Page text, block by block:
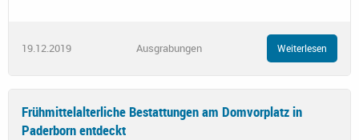
19.12.2019 Ausgrabungen Weiterlesen
Frühmittelalterliche Bestattungen am Domvorplatz in
Paderborn entdeckt